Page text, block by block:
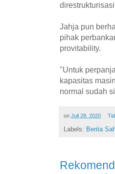
Jahja pun
pihak
provitability.
"Untuk
kapasitas
normal sudah
on Juli 28, 2020
Labels: Berita